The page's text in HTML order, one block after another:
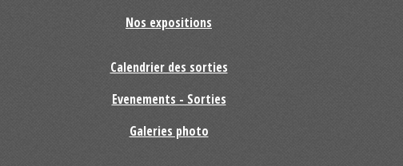
Nos expositions
Calendrier des sorties
Evenements - Sorties
Galeries photo